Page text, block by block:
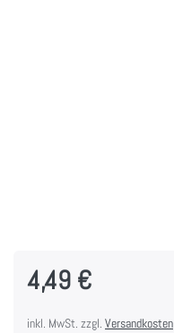
4,49 €
inkl. MwSt. zzgl. Versandkosten